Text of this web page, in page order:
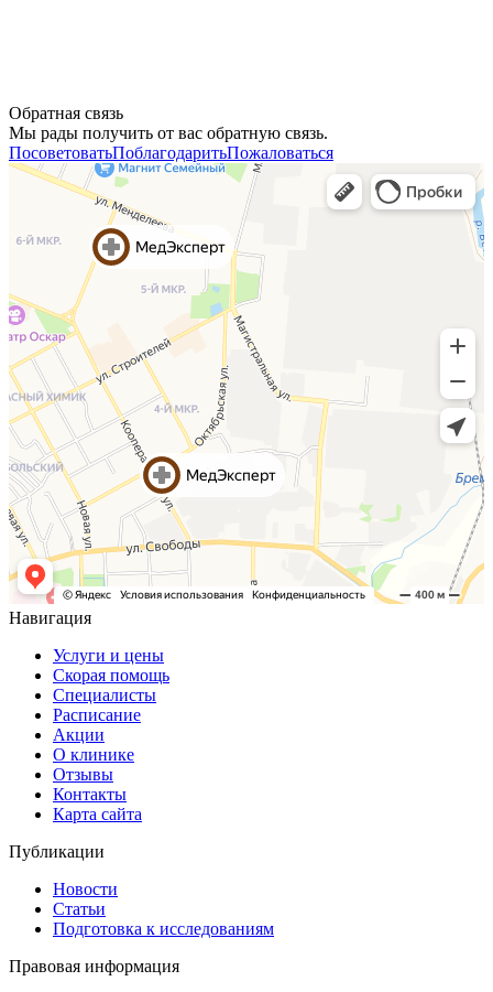
Обратная связь
Мы рады получить от вас обратную связь.
ПосоветоватьПоблагодаритьПожаловаться
Навигация
Услуги и цены
Скорая помощь
Специалисты
Расписание
Акции
О клинике
Отзывы
Контакты
Карта сайта
Публикации
Новости
Статьи
Подготовка к исследованиям
Правовая информация